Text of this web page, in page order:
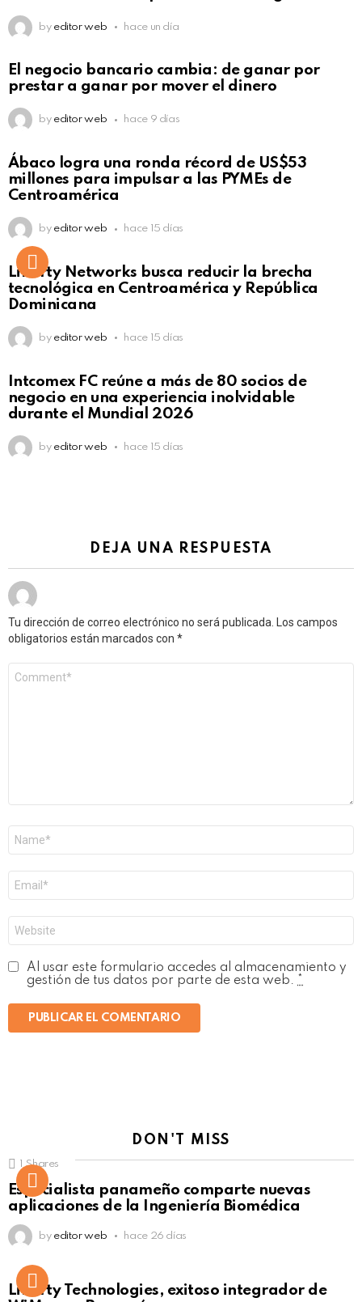
by editor web hace un día
El negocio bancario cambia: de ganar por
prestar a ganar por mover el dinero
by editor web hace 9 días
Click to view this post
Ábaco logra una ronda récord de US$53
millones para impulsar a las PYMEs de
Centroamérica
by editor web hace 15 días
Liberty Networks busca reducir la brecha
tecnológica en Centroamérica y República
Dominicana
by editor web hace 15 días
Intcomex FC reúne a más de 80 socios de
negocio en una experiencia inolvidable
durante el Mundial 2026
by editor web hace 15 días
DEJA UNA RESPUESTA
Tu dirección de correo electrónico no será publicada.
Los campos
obligatorios están marcados con *
electrónico
*
Al usar este formulario accedes al almacenamiento y
gestión de tus datos por parte de esta web.
DON'T MISS
Click to view this post
1 Shares
Especialista panameño comparte nuevas
aplicaciones de la Ingeniería Biomédica
by editor web hace 26 días
Liberty Technologies, exitoso integrador de